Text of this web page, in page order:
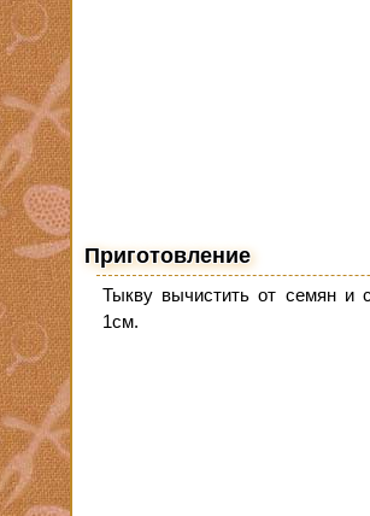
Приготовление
Тыкву вычистить от семян и
1см.